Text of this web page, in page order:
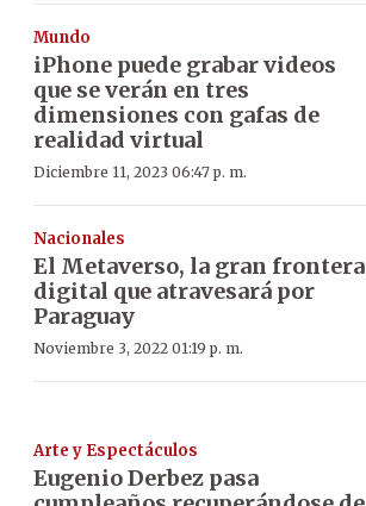
Mundo
iPhone puede grabar videos
que se verán en tres
dimensiones con gafas de
realidad virtual
Diciembre 11, 2023 06:47 p. m.
Nacionales
El Metaverso, la gran frontera
digital que atravesará por
Paraguay
Noviembre 3, 2022 01:19 p. m.
Arte y Espectáculos
Eugenio Derbez pasa